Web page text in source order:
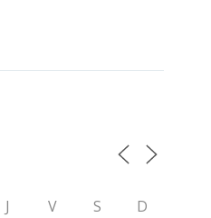
J V S D